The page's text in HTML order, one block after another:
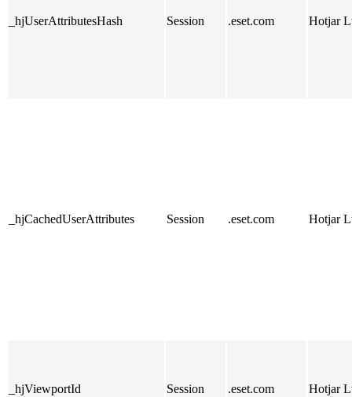
_hjUserAttributesHash Session .eset.com Hotjar
_hjCachedUserAttributes Session .eset.com Hotjar
_hjViewportId Session .eset.com Hotjar